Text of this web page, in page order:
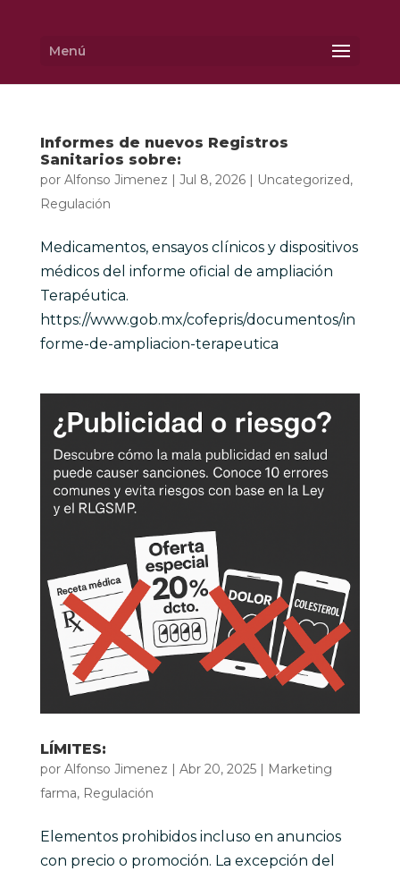
Menú
Informes de nuevos Registros
Sanitarios sobre:
por Alfonso Jimenez | Jul 8, 2026| Uncategorized,
Regulación
Medicamentos, ensayos clínicos y dispositivos
médicos del informe oficial de ampliación
Terapéutica.
https://www.gob.mx/cofepris/documentos/in
forme-de-ampliacion-terapeutica
LÍMITES:
por Alfonso Jimenez Abr 20, 2025|
Marketing
farma, Regulación
Elementos prohibidos incluso en anuncios
con precio o promoción. La excepción del